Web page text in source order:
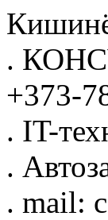
.
+373-
. IT-
.
. mail: